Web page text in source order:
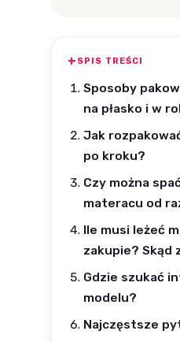
SPIS TREŚCI
Sposoby
na płasko i w
Jak
po kroku?
Czy można
materacu od
Ile musi leżeć
zakupie? Skąd
Gdzie szukać
modelu?
Najczęstsze